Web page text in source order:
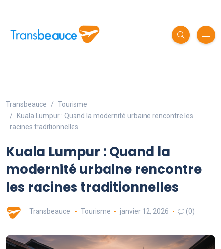
Transbeauce
Tourisme
Kuala Lumpur : Quand la modernité urbaine rencontre les
racines traditionnelles
Kuala Lumpur : Quand la
modernité urbaine rencontre
les racines traditionnelles
Transbeauce Tourisme janvier 12, 2026 (0)